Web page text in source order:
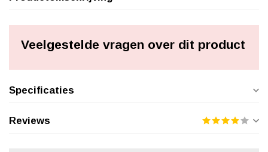
Veelgestelde vragen over dit product
Specificaties
Reviews